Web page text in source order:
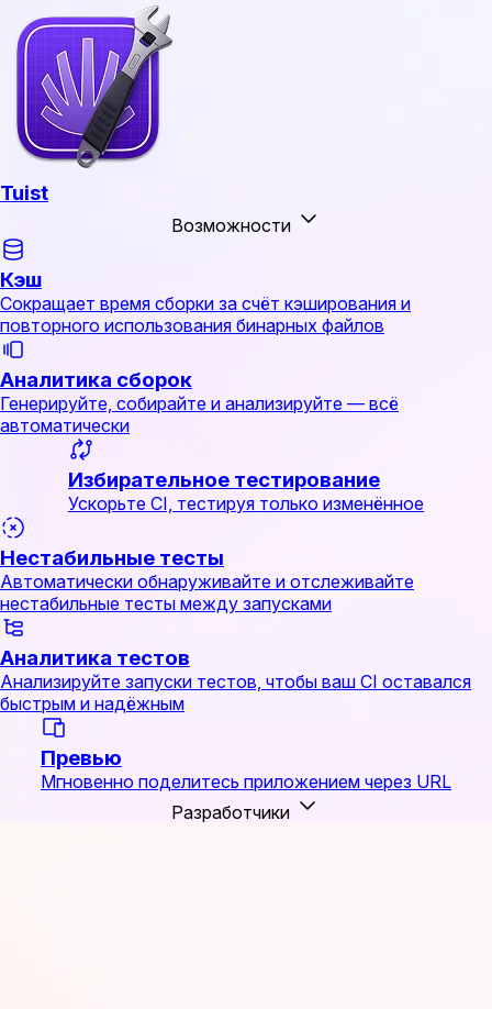
Tuist
Возможности
Кэш
Сокращает время сборки за счёт кэширования и
повторного использования бинарных файлов
Аналитика сборок
Генерируйте, собирайте и анализируйте — всё
автоматически
Избирательное тестирование
Ускорьте CI, тестируя только изменённое
Нестабильные тесты
Автоматически обнаруживайте и отслеживайте
нестабильные тесты между запусками
Аналитика тестов
Анализируйте запуски тестов, чтобы ваш CI оставался
быстрым и надёжным
Превью
Мгновенно поделитесь приложением через URL
Разработчики